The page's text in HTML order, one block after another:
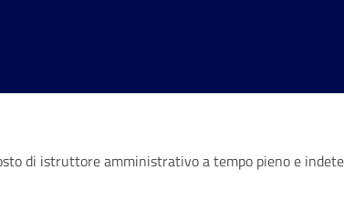
di istruttore amministrativo a tempo pieno e